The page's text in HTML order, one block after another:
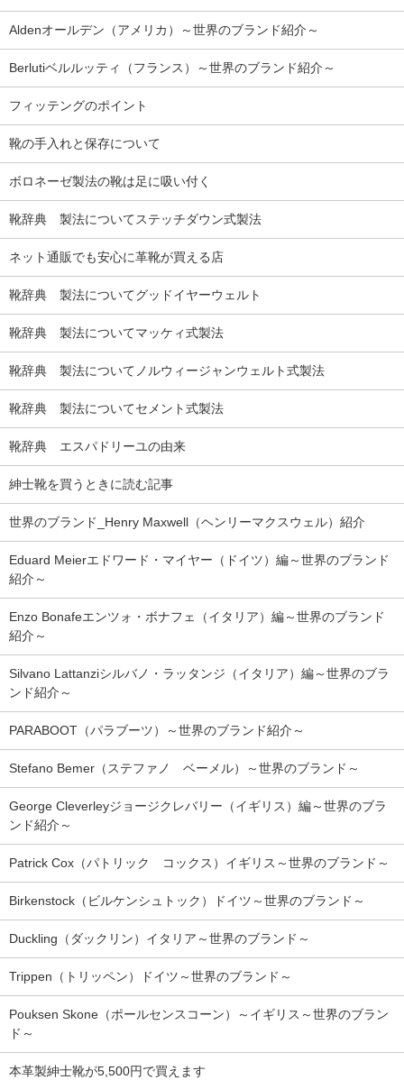
Aldenオールデン（アメリカ）～世界のブランド紹介～
Berlutiベルルッティ（フランス）～世界のブランド紹介～
フィッテングのポイント
靴の手入れと保存について
ボロネーゼ製法の靴は足に吸い付く
靴辞典 製法についてステッチダウン式製法
ネット通販でも安心に革靴が買える店
靴辞典 製法についてグッドイヤーウェルト
靴辞典 製法についてマッケィ式製法
靴辞典 製法についてノルウィージャンウェルト式製法
靴辞典 製法についてセメント式製法
靴辞典 エスパドリーユの由来
紳士靴を買うときに読む記事
世界のブランド_Henry Maxwell（ヘンリーマクスウェル）紹介
Eduard Meierエドワード・マイヤー（ドイツ）編～世界のブランド
紹介～
Enzo Bonafeエンツォ・ボナフェ（イタリア）編～世界のブランド
紹介～
Silvano Lattanziシルバノ・ラッタンジ（イタリア）編～世界のブラ
ンド紹介～
PARABOOT（パラブーツ）～世界のブランド紹介～
Stefano Bemer（ステファノ ベーメル）～世界のブランド～
George Cleverleyジョージクレバリー（イギリス）編～世界のブラ
ンド紹介～
Patrick Cox（パトリック コックス）イギリス～世界のブランド～
Birkenstock（ビルケンシュトック）ドイツ～世界のブランド～
Duckling（ダックリン）イタリア～世界のブランド～
Trippen（トリッペン）ドイツ～世界のブランド～
Pouksen Skone（ポールセンスコーン）～イギリス～世界のブラン
ド～
本革製紳士靴が5,500円で買えます